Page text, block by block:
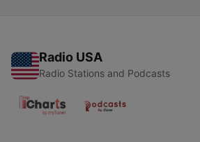
Radio USA
Radio Stations and Podcasts